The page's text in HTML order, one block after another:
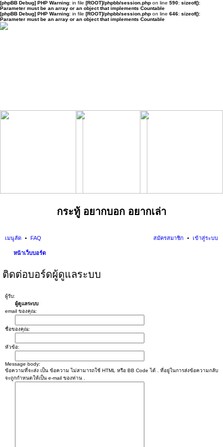
[phpBB Debug] PHP Warning: in file [ROOT]/phpbb/session.php on line 590: sizeof():
Parameter must be an array or an object that implements Countable
[phpBB Debug] PHP Warning: in file [ROOT]/phpbb/session.php on line 646: sizeof():
Parameter must be an array or an object that implements Countable
กระทู้ อยากบอก อยากเล่า
เมนูลัด FAQ เข้าสู่ระบบ
สมัครสมาชิก
หน้าเว็บบอร์ด
ติดต่อบอร์ดผู้ดูแลระบบ
ผู้รับ:
ผู้ดูแลระบบ
email ของคุณ:
ชื่อของคุณ:
หัวข้อ:
Message body:
ข้อความที่จะส่ง เป็น ข้อความ ไม่สามารถใช้ HTML หรือ BB Code ได้ . ที่อยู่ในการส่งข้อความกลับ
จะถูกกำหนดให้เป็น e-mail ของท่าน .